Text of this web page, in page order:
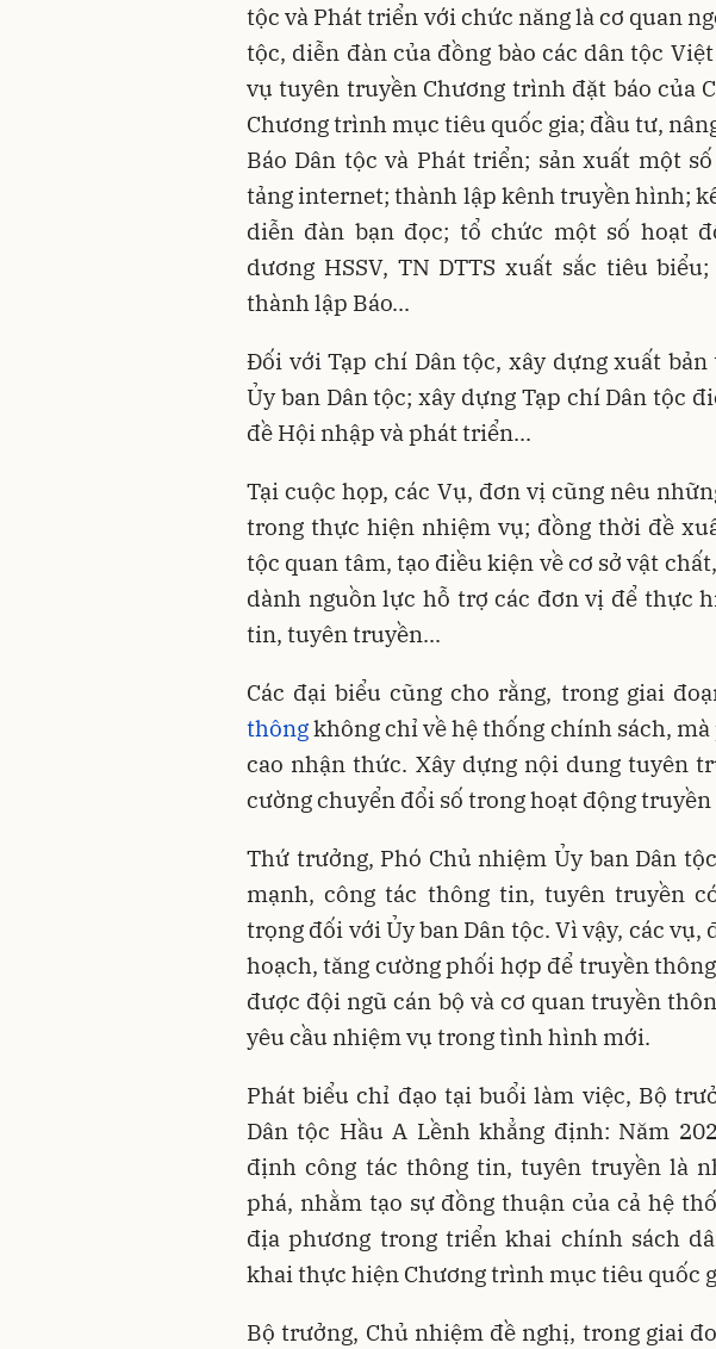
tộc và Phát triển với chức năng là cơ quan
tộc, diễn đàn của đồng bào các dân tộc
vụ tuyên truyền Chương trình đặt báo của
Chương trình mục tiêu quốc gia; đầu tư,
Báo Dân tộc và Phát triển; sản xuất một
tảng internet; thành lập kênh truyền hình;
diễn đàn bạn đọc; tổ chức một số hoạt
dương HSSV, TN DTTS xuất sắc tiêu
thành lập Báo...
Đối với Tạp chí Dân tộc, xây dựng xuất
Ủy ban Dân tộc; xây dựng Tạp chí Dân tộc
đề Hội nhập và phát triển...
Tại cuộc họp, các Vụ, đơn vị cũng nêu
trong thực hiện nhiệm vụ; đồng thời đề
tộc quan tâm, tạo điều kiện về cơ sở vật
dành nguồn lực hỗ trợ các đơn vị để thực
tin, tuyên truyền...
Các đại biểu cũng cho rằng, trong giai
thôngkhông chỉ về hệ thống chính sách,
cao nhận thức. Xây dựng nội dung tuyên
cường chuyển đổi số trong hoạt động
Thứ trưởng, Phó Chủ nhiệm Ủy ban Dân
mạnh, công tác thông tin, tuyên truyền
trọng đối với Ủy ban Dân tộc. Vì vậy, các vụ,
hoạch, tăng cường phối hợp để truyền
được đội ngũ cán bộ và cơ quan truyền
yêu cầu nhiệm vụ trong tình hình mới.
Phát biểu chỉ đạo tại buổi làm việc, Bộ
Dân tộc Hầu A Lềnh khẳng định: Năm
định công tác thông tin, tuyên truyền là
phá, nhằm tạo sự đồng thuận của cả hệ
địa phương trong triển khai chính sách
khai thực hiện Chương trình mục tiêu quốc
Bộ trưởng, Chủ nhiệm đề nghị, trong giai